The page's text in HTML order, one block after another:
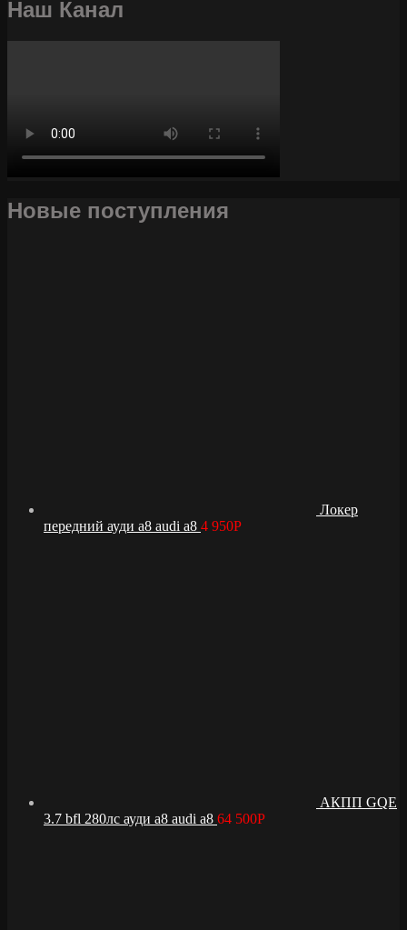
Наш Канал
Новые поступления
Локер
передний ауди а8 audi a8 4 950Р
АКПП GQE
3.7 bfl 280лс ауди а8 audi a8 64 500Р